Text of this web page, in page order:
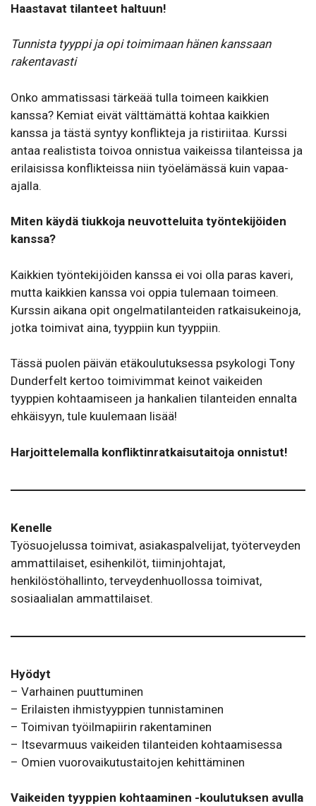
Haastavat tilanteet haltuun!
Tunnista tyyppi ja opi toimimaan hänen kanssaan
rakentavasti
Onko ammatissasi tärkeää tulla toimeen kaikkien
kanssa? Kemiat eivät välttämättä kohtaa kaikkien
kanssa ja tästä syntyy konflikteja ja ristiriitaa. Kurssi
antaa realistista toivoa onnistua vaikeissa tilanteissa ja
erilaisissa konflikteissa niin työelämässä kuin vapaa-
ajalla.
Miten käydä tiukkoja neuvotteluita työntekijöiden
kanssa?
Kaikkien työntekijöiden kanssa ei voi olla paras kaveri,
mutta kaikkien kanssa voi oppia tulemaan toimeen.
Kurssin aikana opit ongelmatilanteiden ratkaisukeinoja,
jotka toimivat aina, tyyppiin kun tyyppiin.
Tässä puolen päivän etäkoulutuksessa psykologi Tony
Dunderfelt kertoo toimivimmat keinot vaikeiden
tyyppien kohtaamiseen ja hankalien tilanteiden ennalta
ehkäisyyn, tule kuulemaan lisää!
Harjoittelemalla konfliktinratkaisutaitoja onnistut!
Kenelle
Työsuojelussa toimivat, asiakaspalvelijat, työterveyden
ammattilaiset, esihenkilöt, tiiminjohtajat,
henkilöstöhallinto, terveydenhuollossa toimivat,
sosiaalialan ammattilaiset.
Hyödyt
– Varhainen puuttuminen
– Erilaisten ihmistyyppien tunnistaminen
– Toimivan työilmapiirin rakentaminen
– Itsevarmuus vaikeiden tilanteiden kohtaamisessa
– Omien vuorovaikutustaitojen kehittäminen
Vaikeiden tyyppien kohtaaminen -koulutuksen avulla